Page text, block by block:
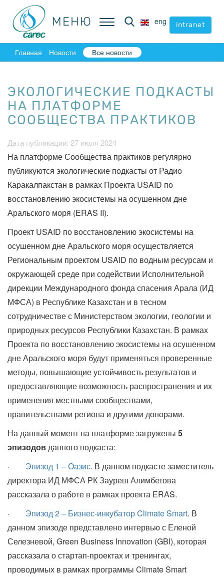
МЕНЮ eng intranet
МЕНЮ eng intranet
Главная Новости Все новости
ЭКОЛОГИЧЕСКИЕ ПОДКАСТЫ
НА ПЛАТФОРМЕ
СООБЩЕСТВА ПРАКТИКОВ
Дата публикации: 27 июля 2024
На платформе Сообщества практиков регулярно
публикуются экологические подкасты от Радио
Каракалпакстан в рамках Проекта USAID по
восстановлению экосистемы на осушенном дне
Аральского моря (ERAS II).
Проект USAID по восстановлению экосистемы на
осушенном дне Аральского моря осуществляется
Региональным проектом USAID по водным ресурсам и
окружающей среде при содействии Исполнительной
дирекции Международного фонда спасения Арала (ИД
МФСА) в Республике Казахстан и в тесном
сотрудничестве с Министерством экологии, геологии и
природных ресурсов Республики Казахстан. В рамках
Проекта по восстановлению экосистемы на осушенном
дне Аральского моря будут применяться проверенные
методы, повышающие устойчивость результатов и
предоставляющие возможность распространения и их
применения местными сообществами,
правительствами региона и другими донорами.
На данный момент на платформе загружены 5
эпизодовданного подкаста:
· Эпизод 1 – Оазис. В данном подкасте заместитель
директора ИД МФСА РК Зауреш Алимбетова
рассказала о работе в рамках проекта ERAS.
· Эпизод 2 – Бизнес-инкубатор Climate Smart. В
данном эпизоде представлено интервью с Еленой
Селезневой, Green Business Innovation (GBI), которая
рассказала о стартап-проектах и тренингах,
проводимых в рамках программы Climate Smart